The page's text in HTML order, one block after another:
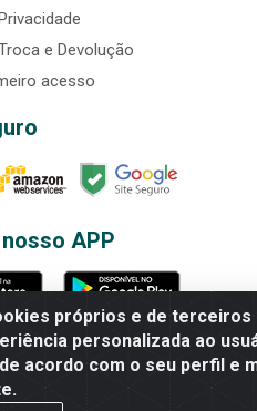
próprios e de terceiros
personalizada ao
acordo com o seu perfil e
e Devolução
acesso
APP
Rede Brasil - Avenida